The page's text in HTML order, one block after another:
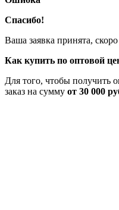
Спасибо!
Ваша заявка принята,
Как купить по оптовой
Для того, чтобы получить
заказ на сумму от 30 000